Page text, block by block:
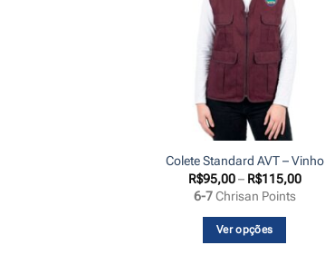
Colete Standard AVT – Vinho
R$95,00– R$115,00Faixa
6-7Chrisan Points
Ver opções